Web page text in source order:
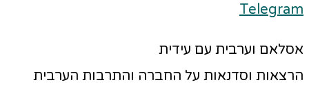
Telegram
אסלאם וערבית עם עידית
הרצאות וסדנאות על החברה והתרבות הערבית